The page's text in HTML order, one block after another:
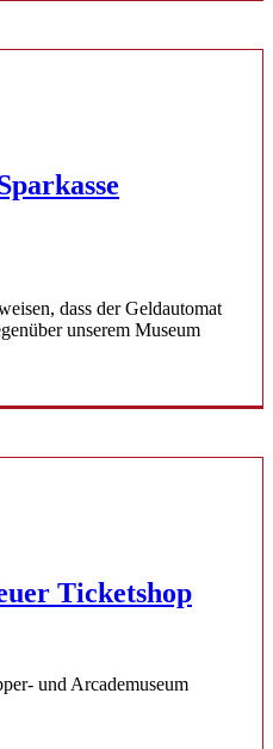
dass der Geldautomat
unserem Museum
Ticketshop
und Arcademuseum